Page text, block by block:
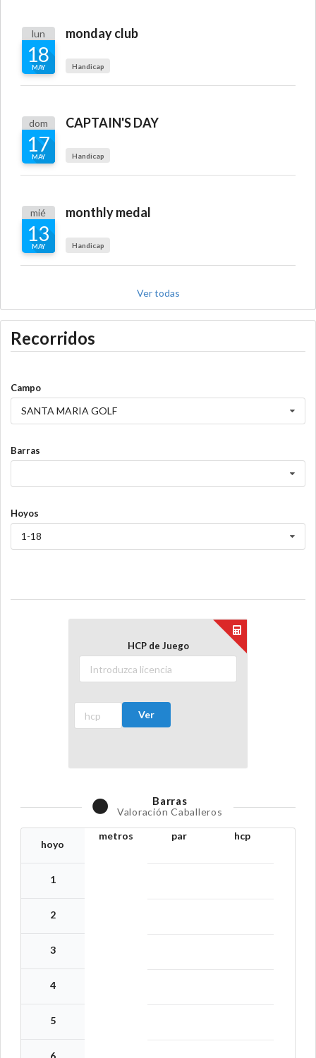
lun
18
MAY
monday club
Handicap
dom
17
MAY
CAPTAIN'S DAY
Handicap
mié
13
MAY
monthly medal
Handicap
Ver todas
Recorridos
Campo
SANTA MARIA GOLF
Barras
Hoyos
1-18
HCP de Juego
Ver
Barras
Valoración Caballeros
hoyo
1
2
3
4
5
6
metros par hcp